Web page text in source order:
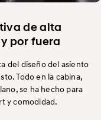
de alta
por fuera
del diseño del asiento
Todo en la cabina,
se ha hecho para
y comodidad.